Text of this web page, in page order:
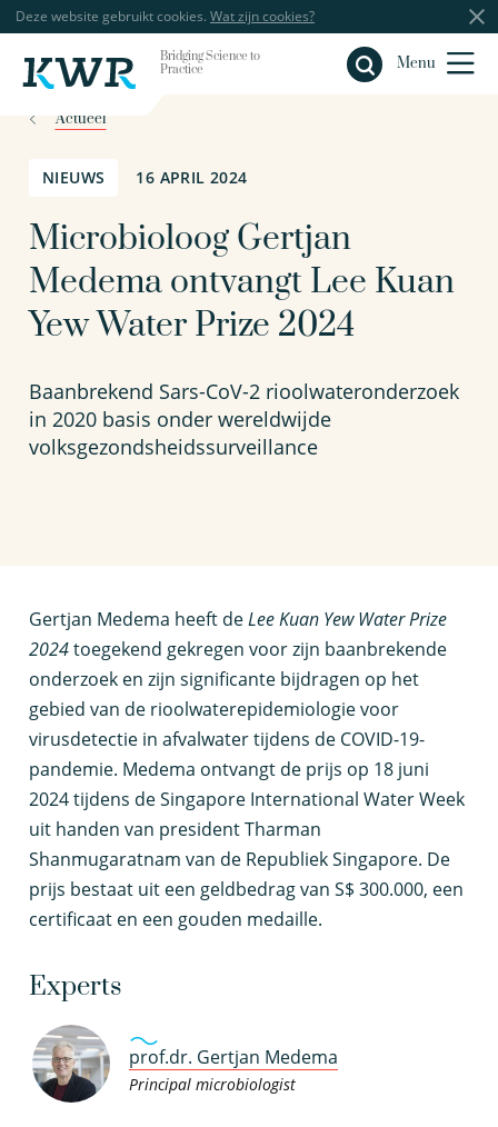
Deze website gebruikt cookies. Wat zijn cookies?
Bridging Science to
Practice
Menu
Sluiten
Actueel
NIEUWS 16 APRIL 2024
Microbioloog Gertjan
Medema ontvangt Lee Kuan
Yew Water Prize 2024
Baanbrekend Sars-CoV-2 rioolwateronderzoek
in 2020 basis onder wereldwijde
volksgezondsheidssurveillance
Gertjan Medema heeft deLeeKuan YewWaterPrize
2024toegekend gekregen voor zijn baanbrekende
onderzoek en zijn significante bijdragen op het
gebied van de rioolwaterepidemiologie voor
virusdetectie in afvalwater tijdens de COVID-19-
pandemie. Medema ontvangt de prijs op 18 juni
2024tijdens de Singapore International Water Week
uit handen van presidentTharman
Shanmugaratnam van de Republiek Singapore. De
prijs bestaat uit een geldbedragvan S$ 300.000, een
certificaat en een gouden medaille.
Experts
prof.dr. Gertjan Medema
Principal microbiologist